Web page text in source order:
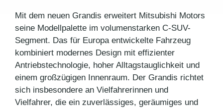
Mit dem neuen Grandis erweitert Mitsubishi Motors
seine Modellpalette im volumenstarken C-SUV-
Segment. Das für Europa entwickelte Fahrzeug
kombiniert modernes Design mit effizienter
Antriebstechnologie, hoher Alltagstauglichkeit und
einem großzügigen Innenraum. Der Grandis richtet
sich insbesondere an Vielfahrerinnen und
Vielfahrer, die ein zuverlässiges, geräumiges und